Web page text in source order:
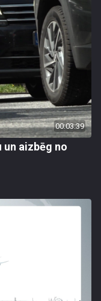
00:03:39
aizbēg no